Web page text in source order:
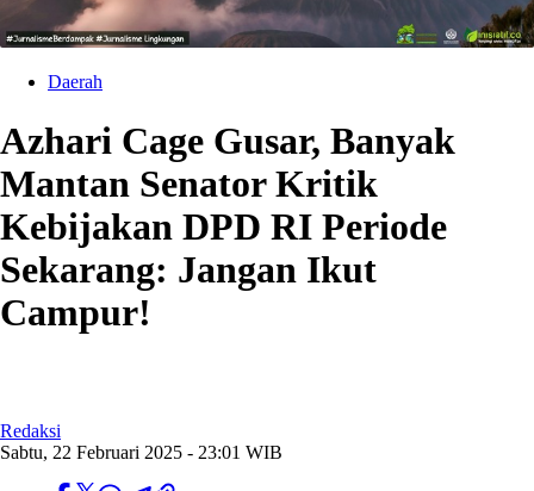
Daerah
Azhari Cage Gusar, Banyak
Mantan Senator Kritik
Kebijakan DPD RI Periode
Sekarang: Jangan Ikut
Campur!
Redaksi
Sabtu, 22 Februari 2025 - 23:01 WIB